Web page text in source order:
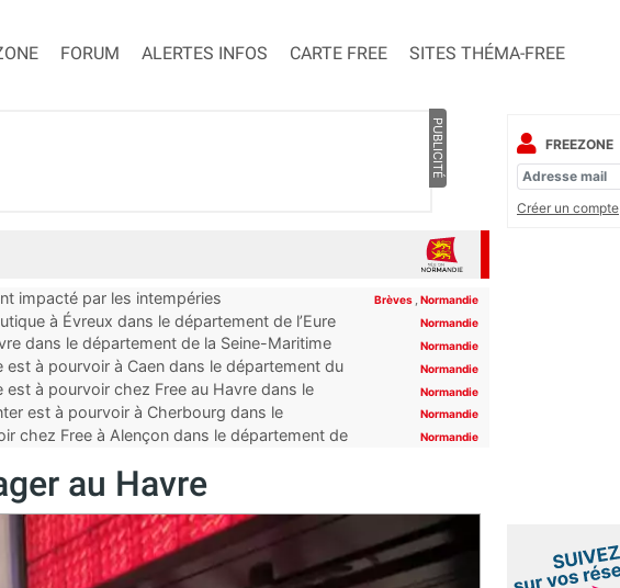
FORUM ALERTES INFOS CARTE FREE SITES THÉMA-FREE
PUBLICITÉ
impacté par les intempéries Brèves Normandie
à Évreux dans le département de l’Eure Normandie
dans le département de la Seine-Maritime Normandie
à pourvoir à Caen dans le département du
Normandie
à pourvoir chez Free au Havre dans le
Normandie
est à pourvoir à Cherbourg dans le
Normandie
chez Free à Alençon dans le département de
Normandie
au Havre
FREEZONE
Créer un compte